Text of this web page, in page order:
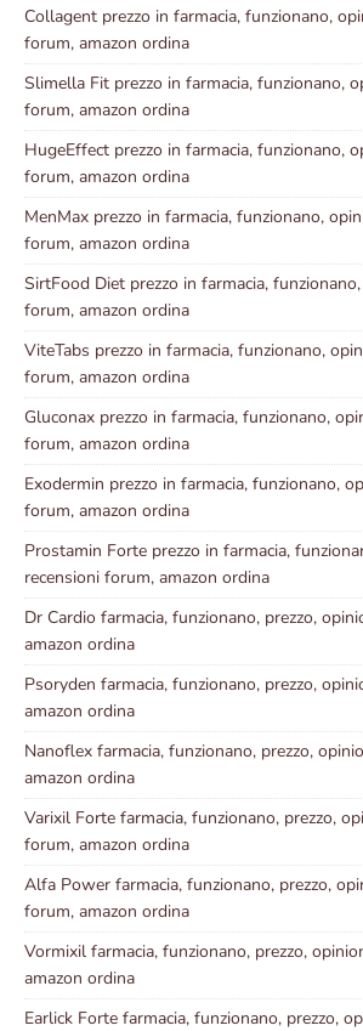
Collagent prezzo in farmacia, funzionano,
forum, amazon ordina
Slimella Fit prezzo in farmacia, funzionano,
forum, amazon ordina
HugeEffect prezzo in farmacia, funzionano,
forum, amazon ordina
MenMax prezzo in farmacia, funzionano,
forum, amazon ordina
SirtFood Diet prezzo in farmacia,
forum, amazon ordina
ViteTabs prezzo in farmacia, funzionano,
forum, amazon ordina
Gluconax prezzo in farmacia, funzionano,
forum, amazon ordina
Exodermin prezzo in farmacia, funzionano,
forum, amazon ordina
Prostamin Forte prezzo in farmacia,
recensioni forum, amazon ordina
Dr Cardio farmacia, funzionano, prezzo,
amazon ordina
Psoryden farmacia, funzionano, prezzo,
amazon ordina
Nanoflex farmacia, funzionano, prezzo,
amazon ordina
Varixil Forte farmacia, funzionano, prezzo,
forum, amazon ordina
Alfa Power farmacia, funzionano, prezzo,
forum, amazon ordina
Vormixil farmacia, funzionano, prezzo,
amazon ordina
Earlick Forte farmacia, funzionano, prezzo,